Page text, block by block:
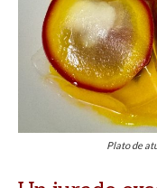
Plato de